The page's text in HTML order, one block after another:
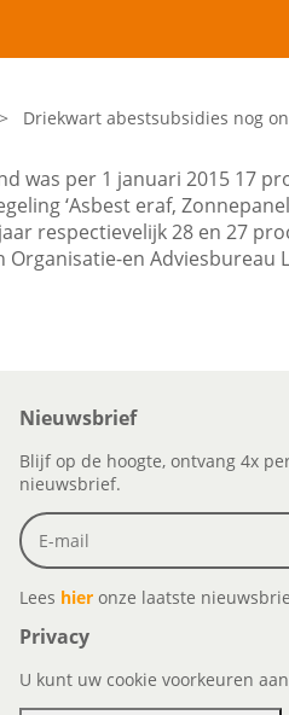
> Driekwart abestsubsidies nog
was per 1 januari 2015 17
‘Asbest eraf,
respectievelijk 28 en 27
Organisatie-en Adviesbureau
Nieuwsbrief
Blijf op de hoogte, ontvang 4x
nieuwsbrief.
Lees hier onze laatste
Privacy
U kunt uw cookie voorkeuren